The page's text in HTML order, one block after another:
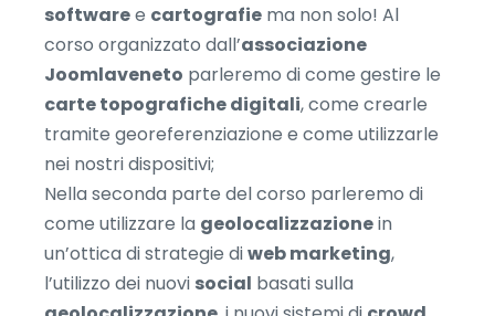
softwaree cartografie ma non solo! Al
corso organizzato dall’associazione
Joomlaveneto parleremo di come gestire le
carte topografiche digitali, come crearle
tramite georeferenziazione e come utilizzarle
nei nostri dispositivi;
Nella seconda parte del corso parleremo di
come utilizzare la geolocalizzazionein
un’ottica di strategie diweb marketing,
l’utilizzo dei nuovi social basati sulla